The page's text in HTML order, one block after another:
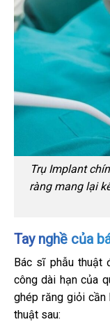
Trụ Implant
ràng mang lại
Tay nghề của
Bác sĩ phẫu thuật
công dài hạn của
ghép răng giỏi cần
thuật sau: